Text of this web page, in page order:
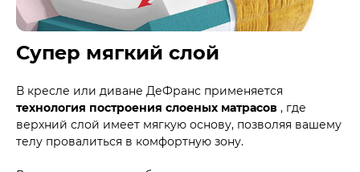
Супер мягкий слой
В кресле или диване ДеФранс применяется
технология построения слоеных матрасов , где
верхний слой имеет мягкую основу, позволяя вашему
телу провалиться в комфортную зону.